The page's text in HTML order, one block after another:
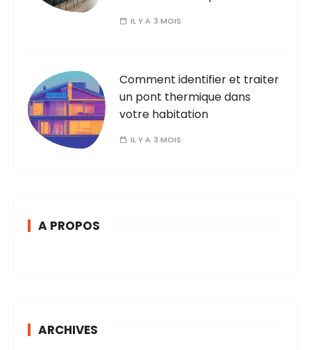
IL Y A 3 MOIS
Comment identifier et traiter
un pont thermique dans
votre habitation
IL Y A 3 MOIS
A PROPOS
ARCHIVES